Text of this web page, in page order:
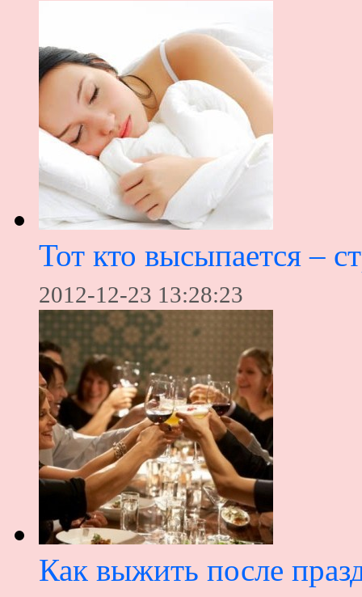
Тот кто высыпается –
2012-12-23 13:28:23
Как выжить после